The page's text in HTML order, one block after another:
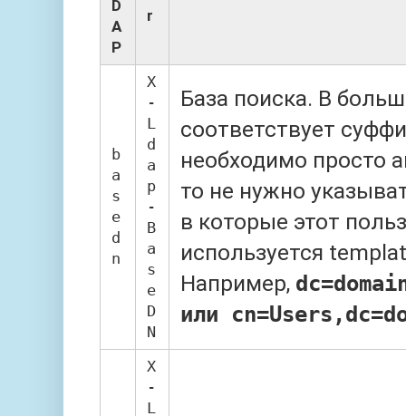
D
A
P
r
b
a
s
e
d
n
X
-
L
d
a
p
-
B
a
s
e
D
N
База поиска. В
соответствует
необходимо просто
то не нужно
в которые этот
используется
Например,
или
X
-
L